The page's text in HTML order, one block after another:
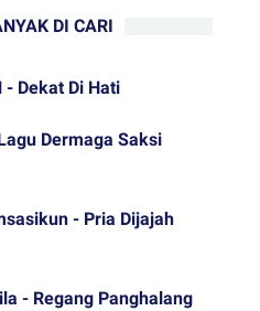
DI CARI
- Dekat Di Hati
Dermaga Saksi
- Pria Dijajah
- Regang Panghalang